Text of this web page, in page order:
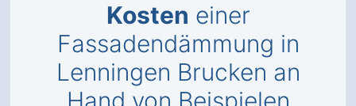
Kosten einer
Fassadendämmung in
Lenningen Brucken an